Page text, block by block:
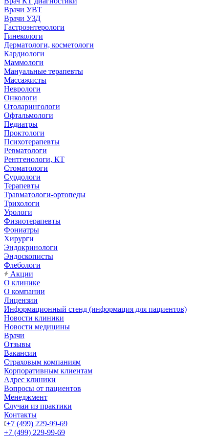
Врачи УВТ
Врачи УЗД
Гастроэнтерологи
Гинекологи
Дерматологи, косметологи
Кардиологи
Маммологи
Мануальные терапевты
Массажисты
Неврологи
Онкологи
Отоларингологи
Офтальмологи
Педиатры
Проктологи
Психотерапевты
Ревматологи
Рентгенологи, КТ
Стоматологи
Сурдологи
Терапевты
Травматологи-ортопеды
Трихологи
Урологи
Физиотерапевты
Фониатры
Хирурги
Эндокринологи
Эндоскописты
Флебологи
Акции
О клинике
О компании
Лицензии
Информационный стенд (информация для пациентов)
Новости клиники
Новости медицины
Врачи
Отзывы
Вакансии
Страховым компаниям
Корпоративным клиентам
Адрес клиники
Вопросы от пациентов
Менеджмент
Случаи из практики
Контакты
+7 (499) 229-99-69
+7 (499) 229-99-69